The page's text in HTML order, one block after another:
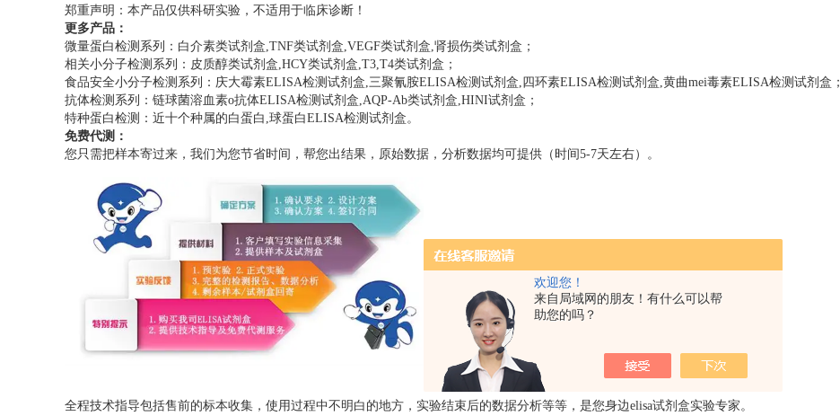
欢迎您！
来自局域网的朋友！有什么可以帮
助您的吗？
郑重声明：本产品仅供科研实验，不适用于临床诊断！
更多产品：
微量蛋白检测系列：白介素类试剂盒,TNF类试剂盒,VEGF类试剂盒,肾损伤类试剂盒；
相关小分子检测系列：皮质醇类试剂盒,HCY类试剂盒,T3,T4类试剂盒；
食品安全小分子检测系列：庆大霉素ELISA检测试剂盒,三聚氰胺ELISA检测试剂盒,四环素ELISA检测试剂盒,黄曲mei毒素ELISA检测试剂盒；
抗体检测系列：链球菌溶血素o抗体ELISA检测试剂盒,AQP-Ab类试剂盒,HINI试剂盒；
特种蛋白检测：近十个种属的白蛋白,球蛋白ELISA检测试剂盒。
免费代测：
您只需把样本寄过来，我们为您节省时间，帮您出结果，原始数据，分析数据均可提供（时间5-7天左右）。
全程技术指导包括售前的标本收集，使用过程中不明白的地方，实验结束后的数据分析等等，是您身边elisa试剂盒实验专家。